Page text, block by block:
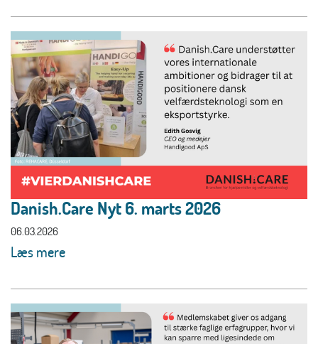
Danish.Care Nyt 6. marts 2026
06.03.2026
Læs mere